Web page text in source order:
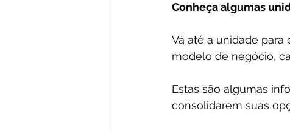
Conheça algumas
Vá até a unidade para
modelo de negócio,
Estas são algumas
consolidarem suas